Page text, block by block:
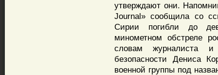
утверждают они.
Journal» сообщила со
Сирии погибли до
минометном обстреле
словам журналиста
безопасности Дениса
военной группы под